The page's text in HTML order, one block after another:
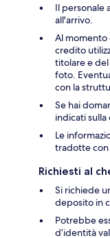
Il personale
all'arrivo.
Al momento
credito
titolare e
foto.
con la
Se hai
indicati
Le
tradotte con
Richiesti al
Si richiede
deposito in
Potrebbe
d’identità